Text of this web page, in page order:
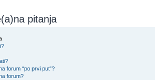
pitanja
forum “po prvi put”?
forum?